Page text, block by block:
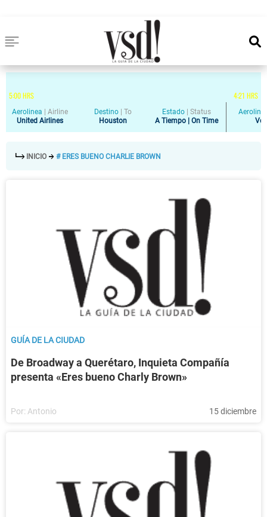
5:00HRS 4:21 HRS
Aerolinea
Airline
United Airlines
Destino
To
Houston
Estado
Status
A Tiempo | On Time
INICIO # ERES BUENO CHARLIE BROWN
GUÍA DE LA CIUDAD
De Broadway a Querétaro, Inquieta Compañía
presenta «Eres bueno Charly Brown»
Por: Antonio 15 diciembre